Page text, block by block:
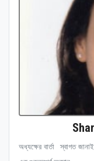
অধ্যক্ষের বার্তা স্বাগত